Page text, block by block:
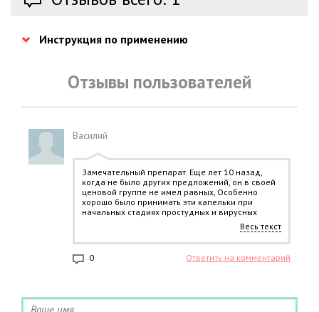
Инструкция по применению
Отзывы пользователей
Василий
Замечательный препарат. Еще лет 10 назад,
когда не было других предложений, он в своей
ценовой группе не имел равных, Особенно
хорошо было принимать эти капельки при
начальных стадиях простудных и вирусных
Весь текст
0 Ответить на комментарий